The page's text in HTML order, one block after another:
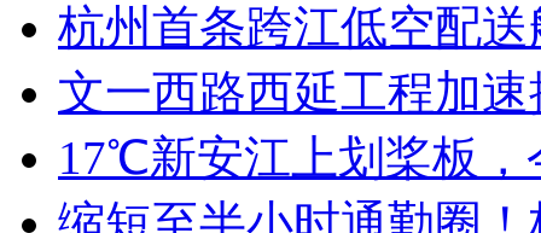
杭州首条跨江低空配
文一西路西延工程加
17℃新安江上划桨板，